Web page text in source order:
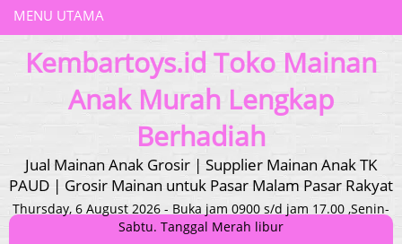
MENU UTAMA
Kembartoys.id Toko Mainan
Anak Murah Lengkap
Berhadiah
Jual Mainan Anak Grosir | Supplier Mainan Anak TK
PAUD | Grosir Mainan untuk Pasar Malam Pasar Rakyat
Thursday, 6 August 2026 - Buka jam 0900 s/d jam 17.00 ,Senin-
Sabtu. Tanggal Merah libur